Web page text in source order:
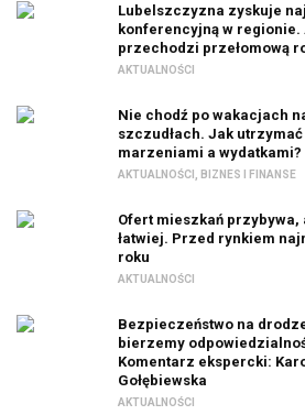
Lubelszczyzna zyskuje
konferencyjną w regionie.
przechodzi przełomową
AKTUALNOŚCI
Nie chodź po wakacjach
szczudłach. Jak
marzeniami a wydatkami?
AKTUALNOŚCI BIZNES I FINANSE
Ofert mieszkań
łatwiej. Przed rynkiem
roku
AKTUALNOŚCI
Bezpieczeństwo na
bierzemy
Komentarz ekspercki:
Gołębiewska
AKTUALNOŚCI